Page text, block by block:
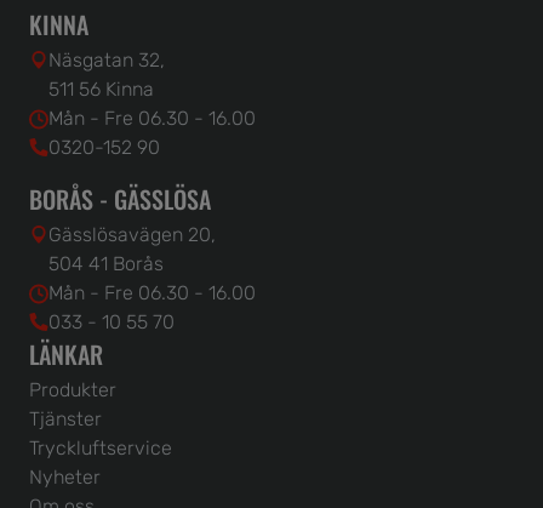
KINNA
Näsgatan 32,
511 56 Kinna
Mån - Fre 06.30 - 16.00
0320-152 90
BORÅS - GÄSSLÖSA
Gässlösavägen 20,
504 41 Borås
Mån - Fre 06.30 - 16.00
033 - 10 55 70
LÄNKAR
Produkter
Tjänster
Tryckluftservice
Nyheter